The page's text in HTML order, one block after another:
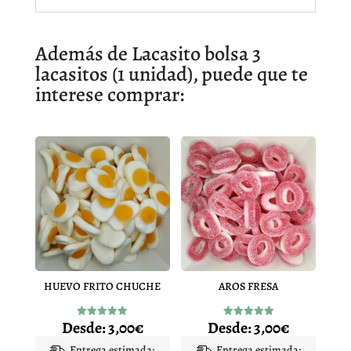
Además de Lacasito bolsa 3
lacasitos (1 unidad), puede que te
interese comprar:
HUEVO FRITO CHUCHE
Valorado
con
Desde:3,00€
AROS FRESA
Valorado
con
Desde:3,00€